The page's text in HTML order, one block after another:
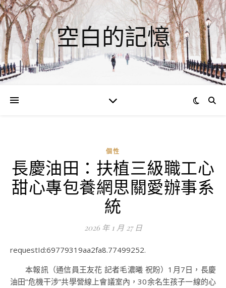
空白的記憶
個性
長慶油田：扶植三級職工心
甜心專包養網思關愛辦事系
統
2026 年 1 月 27 日
requestId:69779319aa2fa8.77499252.
本報訊（通信員王友花 記者毛濃曦 祝盼）1月7日，長慶
油田“危機干涉”共學營線上會議室內，30余名生孩子一線的心
0